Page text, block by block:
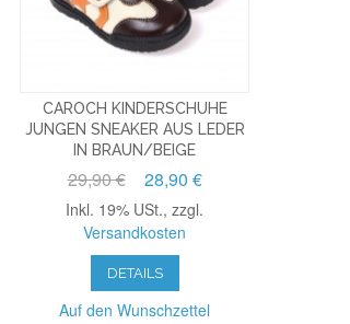
CAROCH KINDERSCHUHE
JUNGEN SNEAKER AUS LEDER
IN BRAUN/BEIGE
29,90 € 28,90 €
Inkl. 19% USt.,zzgl.
Versandkosten
DETAILS
Auf den Wunschzettel